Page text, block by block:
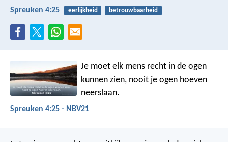
Spreuken 4:25 eerlijkheid
betrouwbaarheid
Je moet elk mens recht in de ogen
kunnen zien, nooit je ogen hoeven
neerslaan.
Spreuken 4:25 - NBV21